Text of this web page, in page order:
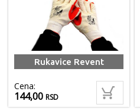
Rukavice Revent
Cena:
144,00RSD